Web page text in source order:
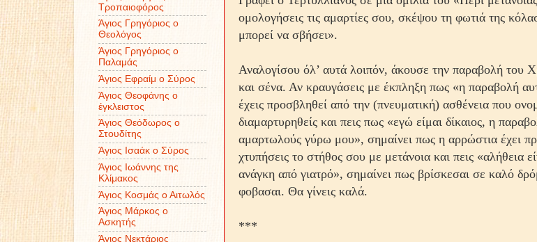
ομολογήσεις τις αμαρτίες σου, σκέψου τη φωτιά της
μπορεί να σβήσει».
Αναλογίσου όλ’ αυτά λοιπόν, άκουσε την παραβολή του
και σένα. Αν κραυγάσεις με έκπληξη πως «η παραβολή
έχεις προσβληθεί από την (πνευματική) ασθένεια που
διαμαρτυρηθείς και πεις πως «εγώ είμαι δίκαιος, η
αμαρτωλούς γύρω μου», σημαίνει πως η αρρώστια έχει
χτυπήσεις το στήθος σου με μετάνοια και πεις «αλήθεια
ανάγκη από γιατρό», σημαίνει πως βρίσκεσαι σε καλό
φοβασαι. Θα γίνεις καλά.
***
Τροπαιοφόρος
Άγιος Γρηγόριος ο
Θεολόγος
Άγιος Γρηγόριος ο
Παλαμάς
Άγιος Εφραίμ ο Σύρος
Άγιος Θεοφάνης ο
έγκλειστος
Άγιος Θεόδωρος ο
Στουδίτης
Άγιος Ισαάκ ο Σύρος
Άγιος Ιωάννης της
Κλίμακος
Άγιος Κοσμάς ο Αιτωλός
Άγιος Μάρκος ο
Ασκητής
Άγιος Νεκτάριος